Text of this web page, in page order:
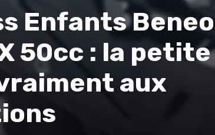
Enfants Beneo
50cc : la petite
aux